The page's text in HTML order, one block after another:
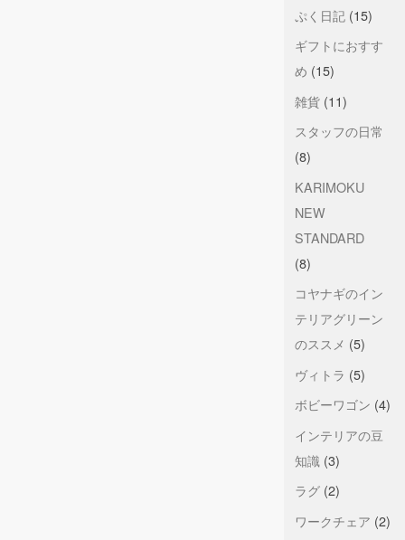
ぷく日記(15)
ギフトにおすす
め (15)
雑貨(11)
スタッフの日常
(8)
KARIMOKU
NEW
STANDARD
(8)
コヤナギのイン
テリアグリーン
のススメ (5)
ヴィトラ (5)
ボビーワゴン (4)
インテリアの豆
知識 (3)
ラグ(2)
ワークチェア (2)